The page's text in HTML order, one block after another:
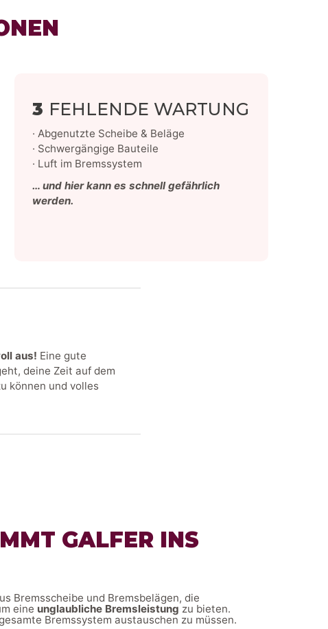
3 FEHLENDE WARTUNG
· Abgenutzte Scheibe & Beläge
· Schwergängige Bauteile
· Luft im Bremssystem
… und hier kann es schnell gefährlich
werden.
aus! Eine gute
deine Zeit auf dem
können und volles
GALFER INS
Bremsscheibe und Bremsbelägen, die
eine unglaubliche Bremsleistung zu bieten.
Bremssystem austauschen zu müssen.